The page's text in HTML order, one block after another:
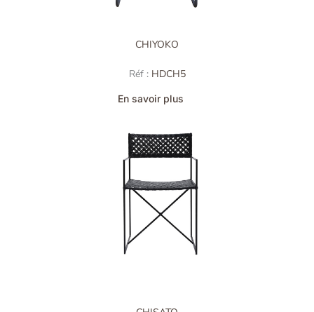
CHIYOKO
Réf : HDCH5
En savoir plus